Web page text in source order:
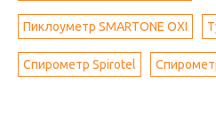
Пиклоуметр SMARTONE OXI
Спирометр Spirotel